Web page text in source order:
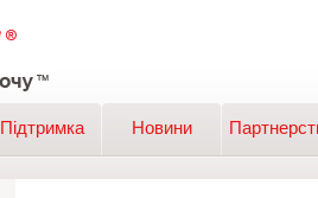
Підтримка Новини